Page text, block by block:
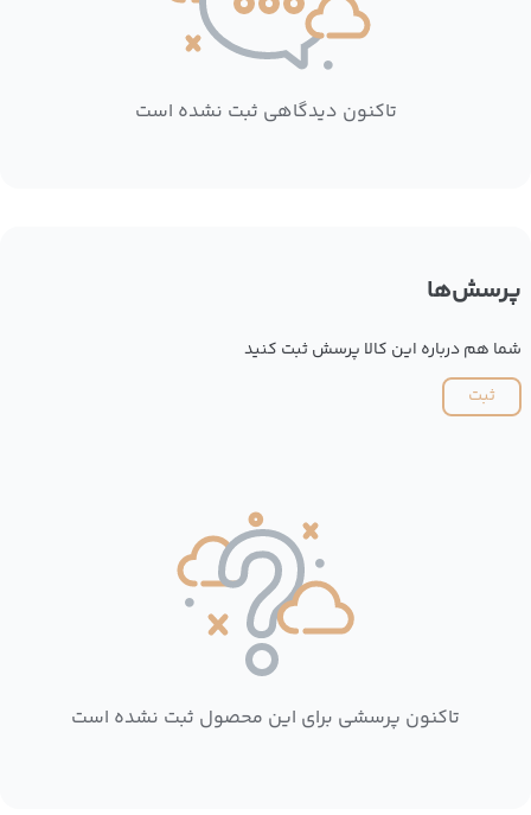
تاکنون دیدگاهی ثبت نشده است
پرسش‌ها
شما هم درباره این کالا پرسش ثبت کنید
ثبت
تاکنون پرسشی برای این محصول ثبت نشده است